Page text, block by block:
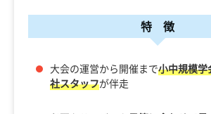
特 徴
大会の運営から開催まで小中規模学
社スタッフが伴走